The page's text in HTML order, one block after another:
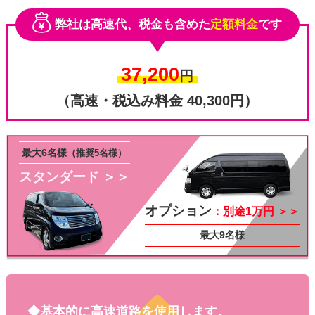
その他
弊社は高速代、税金も含めた定額料金です
37,200円
（高速・税込み料金 40,300円）
スタンダード ＞＞
最大6名様 （推奨5名様）
オプション ：別途1万円 ＞＞
最大9名様
◆基本的に高速道路を使用します。